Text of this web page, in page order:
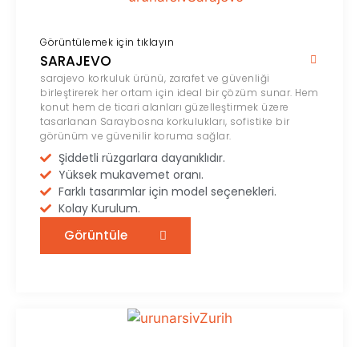
Görüntülemek için tıklayın
SARAJEVO
sarajevo korkuluk ürünü, zarafet ve güvenliği
birleştirerek her ortam için ideal bir çözüm sunar. Hem
konut hem de ticari alanları güzelleştirmek üzere
tasarlanan Saraybosna korkulukları, sofistike bir
görünüm ve güvenilir koruma sağlar.
Şiddetli rüzgarlara dayanıklıdır.
Yüksek mukavemet oranı.
Farklı tasarımlar için model seçenekleri.
Kolay Kurulum.
Görüntüle